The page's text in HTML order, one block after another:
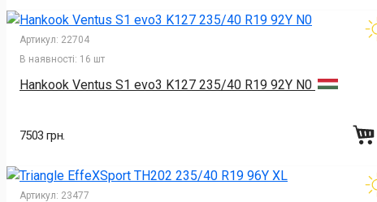
Артикул: 22704
В наявності: 16 шт
Hankook Ventus S1 evo3 K127 235/40 R19 92Y N0
7503 грн.
Артикул: 23477